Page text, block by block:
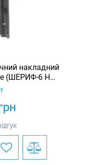
накладний
(ШЕРИФ-6 НО-